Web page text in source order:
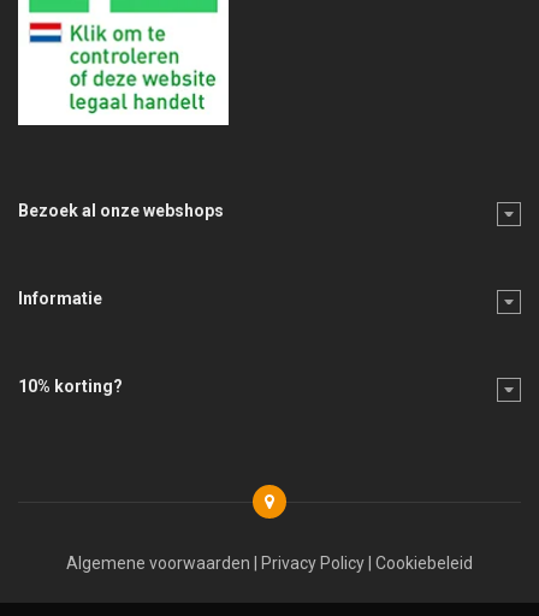
Bezoek al onze webshops
Informatie
10% korting?
Algemene voorwaarden Privacy Policy Cookiebeleid